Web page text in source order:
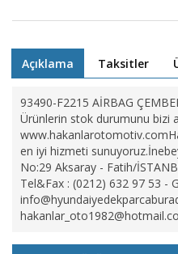
Açıklama Taksitler
93490-F2215 AİRBAG
Ürünlerin stok durumunu bizi
en iyi hizmeti
No:29 Aksaray - Fatih/
Tel&Fax : (0212) 632 97 53 -